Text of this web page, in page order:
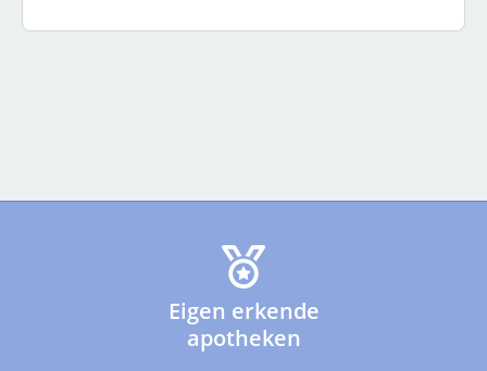
Eigen erkende
apotheken